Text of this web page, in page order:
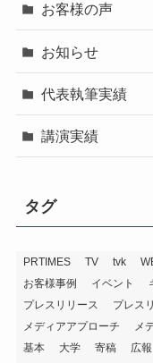
お客様の声
お知らせ
代表執筆実績
講演実績
タグ
PRTIMES TV tvk
お客様事例
イベント
プレスリリース
プレス
メディアアプローチ
メ
基本
大学 寄稿 広報